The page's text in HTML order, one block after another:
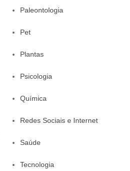
Paleontologia
Pet
Plantas
Psicologia
Química
Redes Sociais e Internet
Saúde
Tecnologia